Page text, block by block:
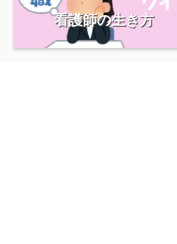
看護師の生き方